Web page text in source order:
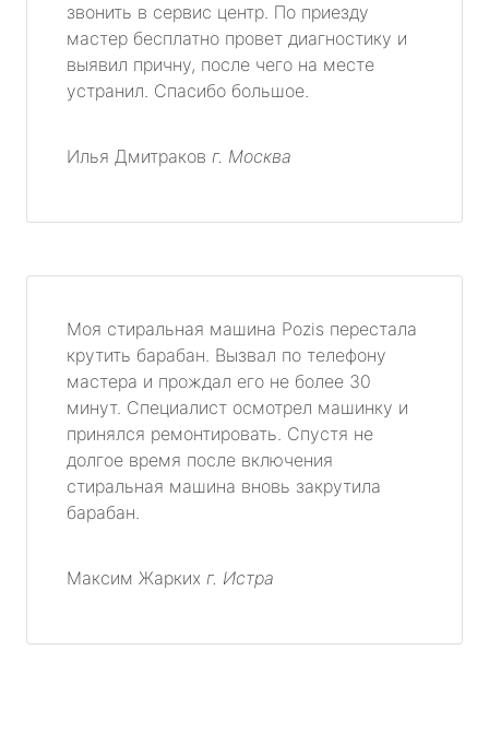
звонить в сервис центр. По приезду
мастер бесплатно провет диагностику и
выявил причну, после чего на месте
устранил. Спасибо большое.
Илья Дмитраков г. Москва
Моя стиральная машина Pozis перестала
крутить барабан. Вызвал по телефону
мастера и прождал его не более 30
минут. Специалист осмотрел машинку и
принялся ремонтировать. Спустя не
долгое время после включения
стиральная машина вновь закрутила
барабан.
Максим Жарких г. Истра